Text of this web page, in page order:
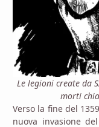
Le legioni create da
morti
Verso la fine del
nuova invasione